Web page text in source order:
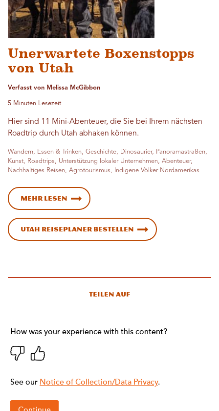
Unerwartete Boxenstopps
von Utah
Verfasst von Melissa McGibbon
5 Minuten Lesezeit
Hier sind 11 Mini-Abenteuer, die Sie bei Ihrem nächsten
Roadtrip durch Utah abhaken können.
Wandern, Essen & Trinken, Geschichte, Dinosaurier, Panoramastraßen,
Kunst, Roadtrips, Unterstützung lokaler Unternehmen, Abenteuer,
Nachhaltiges Reisen, Agrotourismus, Indigene Völker Nordamerikas
Mehr lesen
Utah Reiseplaner bestellen
Teilen auf